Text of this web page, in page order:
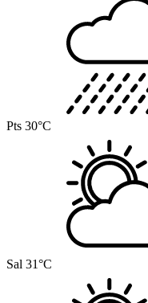
Pts 30°C
Sal 31°C